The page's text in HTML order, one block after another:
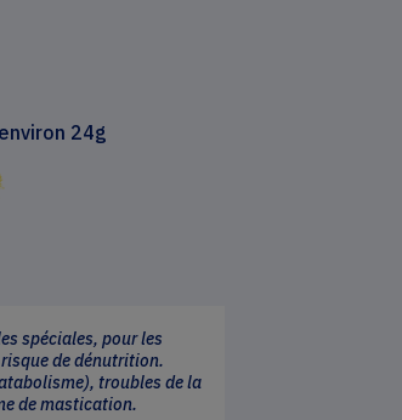
24g
spéciales, pour les
de dénutrition.
troubles de la
de mastication.